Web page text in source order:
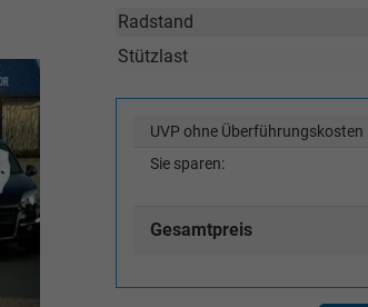
Radstand
Stützlast
UVP ohne Überführungskosten
Sie sparen:
Gesamtpreis